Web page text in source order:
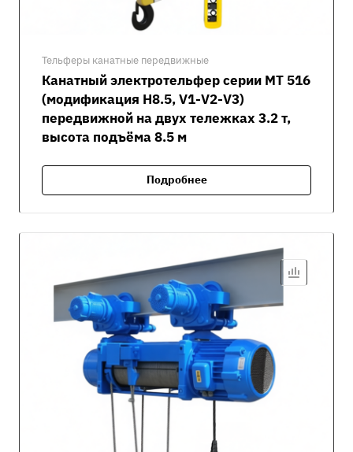
Тельферы канатные передвижные
Канатный электротельфер серии MT 516
(модификация H8.5, V1-V2-V3)
передвижной на двух тележках 3.2 т,
высота подъёма 8.5 м
Подробнее